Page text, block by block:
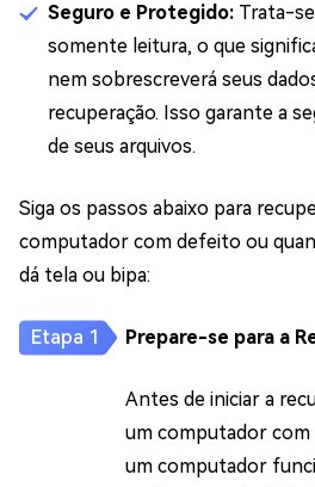
Seguro e Protegido: Trata-
somente leitura, o que
nem sobrescreverá seus
recuperação. Isso garante a
de seus arquivos.
Siga os passos abaixo para
computador com defeito ou
dá tela ou bipa:
Prepare-se para a
Antes de iniciar a
um computador
um computador